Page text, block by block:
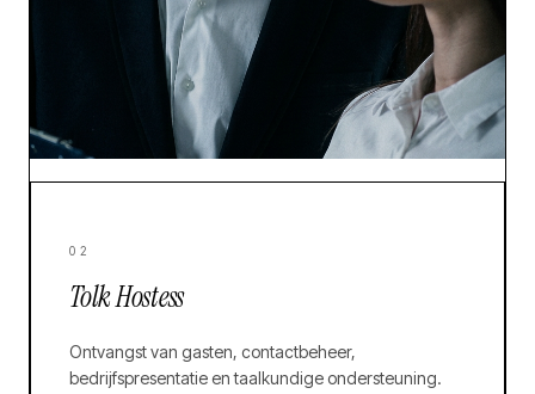
02
Tolk Hostess
Ontvangst van gasten, contactbeheer,
bedrijfspresentatie en taalkundige ondersteuning.